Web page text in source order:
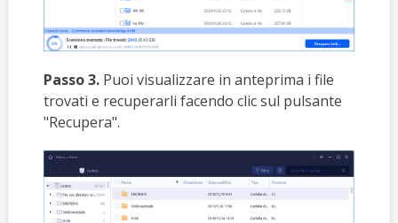
Passo 3.Puoi visualizzare in anteprima i file
trovati e recuperarli facendo clic sul pulsante
"Recupera".